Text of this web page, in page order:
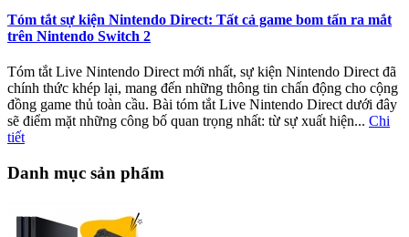
Tóm tắt sự kiện Nintendo Direct: Tất cả game bom tấn ra mắt
trên Nintendo Switch 2
Tóm tắt Live Nintendo Direct mới nhất, sự kiện Nintendo Direct đã
chính thức khép lại, mang đến những thông tin chấn động cho cộng
đồng game thủ toàn cầu. Bài tóm tắt Live Nintendo Direct dưới đây
sẽ điểm mặt những công bố quan trọng nhất: từ sự xuất hiện... Chi
tiết
Danh mục sản phẩm